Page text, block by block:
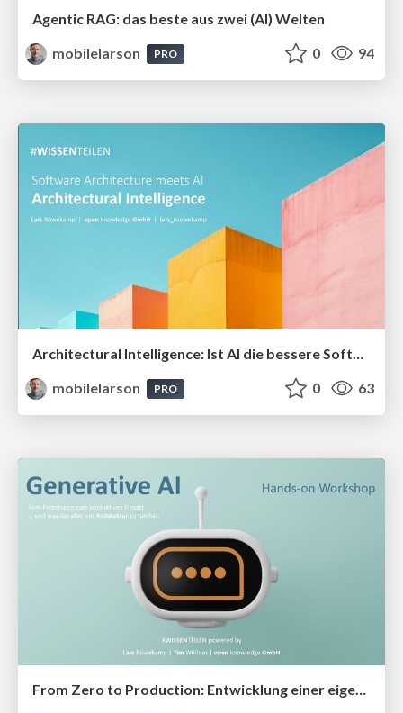
Agentic RAG: das beste aus zwei (AI) Welten
mobilelarson
PRO 0 94
Architectural Intelligence: Ist AI die bessere Softwarearchitekt:in
mobilelarson
PRO 0 63